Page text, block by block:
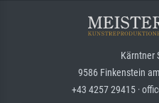
Kärntner
9586 Finkenstein
+43 4257 29415 ·